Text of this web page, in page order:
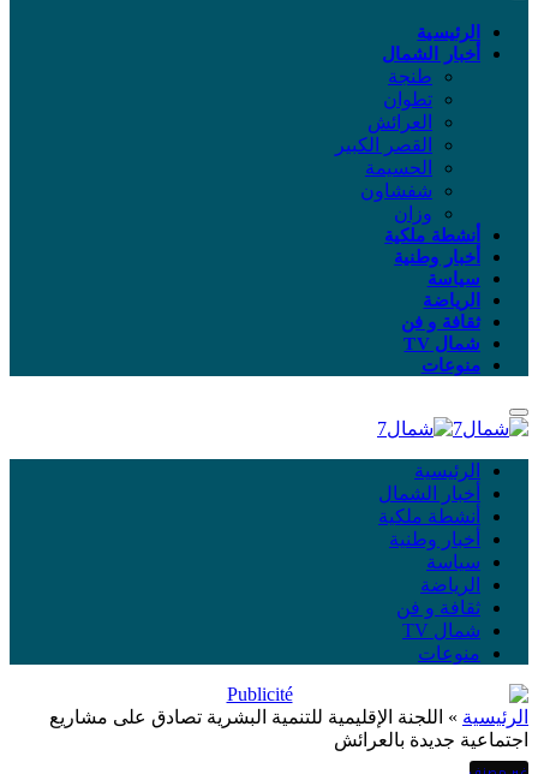
الرئيسية
أخبار الشمال
طنجة
تطوان
العرائش
القصر الكبير
الحسيمة
شفشاون
وزان
أنشطة ملكية
أخبار وطنية
سياسة
الرياضة
ثقافة و فن
شمال TV
منوعات
الرئيسية
أخبار الشمال
أنشطة ملكية
أخبار وطنية
سياسة
الرياضة
ثقافة و فن
شمال TV
منوعات
الرئيسية » اللجنة الإقليمية للتنمية البشرية تصادق على مشاريع
اجتماعية جديدة بالعرائش